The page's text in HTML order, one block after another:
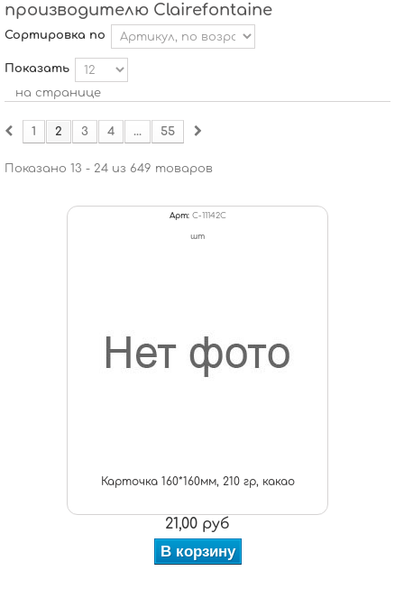
производителю Clairefontaine
Сортировка по
Показать
на странице
1 2 3 4 ... 55
Показано 13 - 24 из 649 товаров
Арт: C-11142С
шт
Карточка 160*160мм, 210 гр, какао
21,00 руб
В корзину